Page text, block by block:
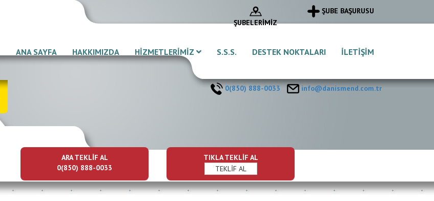
ŞUBELERİMİZ
ŞUBE BAŞURUSU
ANA SAYFA HAKKIMIZDA HİZMETLERİMİZ S.S.S. DESTEK NOKTALARI İLETİŞİM
0(850) 888-0033 info@danismend.com.tr
ARA TEKLİF AL
0(850) 888-0033
TIKLA TEKLİF AL
TEKLİF AL